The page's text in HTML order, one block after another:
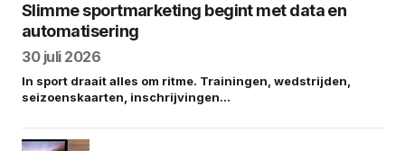
Slimme sportmarketing begint met data en
automatisering
30 juli 2026
In sport draait alles om ritme. Trainingen, wedstrijden,
seizoenskaarten, inschrijvingen…